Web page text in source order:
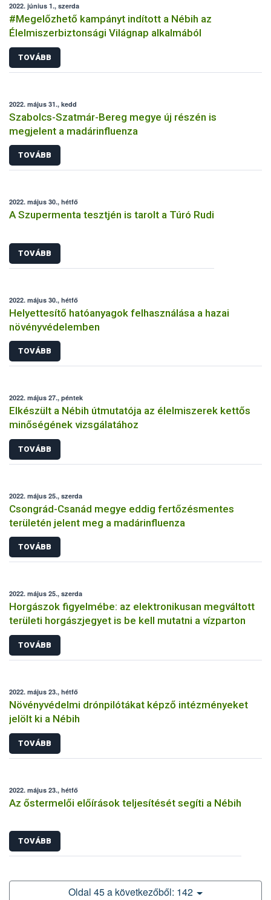
2022. június 1., szerda
#Megelőzhető kampányt indított a Nébih az
Élelmiszerbiztonsági Világnap alkalmából
TOVÁBB
2022. május 31., kedd
Szabolcs-Szatmár-Bereg megye új részén is
megjelent a madárinfluenza
TOVÁBB
2022. május 30., hétfő
A Szupermenta tesztjén is tarolt a Túró Rudi
TOVÁBB
2022. május 30., hétfő
Helyettesítő hatóanyagok felhasználása a hazai
növényvédelemben
TOVÁBB
2022. május 27., péntek
Elkészült a Nébih útmutatója az élelmiszerek kettős
minőségének vizsgálatához
TOVÁBB
2022. május 25., szerda
Csongrád-Csanád megye eddig fertőzésmentes
területén jelent meg a madárinfluenza
TOVÁBB
2022. május 25., szerda
Horgászok figyelmébe: az elektronikusan megváltott
területi horgászjegyet is be kell mutatni a vízparton
TOVÁBB
2022. május 23., hétfő
Növényvédelmi drónpilótákat képző intézményeket
jelölt ki a Nébih
TOVÁBB
2022. május 23., hétfő
Az őstermelői előírások teljesítését segíti a Nébih
TOVÁBB
Oldal 45 a következőből: 142